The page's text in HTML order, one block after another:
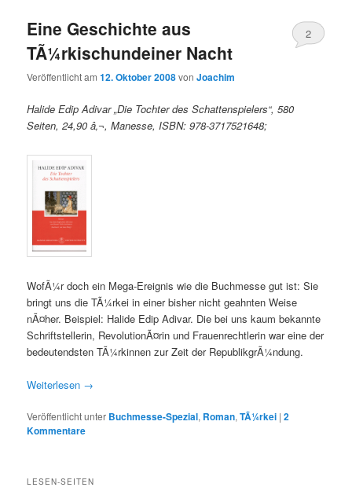
Eine Geschichte aus
TÃ¼rkischundeiner Nacht
Veröffentlicht am12. Oktober 2008vonJoachim
2
Halide Edip Adivar „Die Tochter des Schattenspielers“, 580
Seiten, 24,90 â‚¬, Manesse, ISBN: 978-3717521648;
WofÃ¼r doch ein Mega-Ereignis wie die Buchmesse gut ist: Sie
bringt uns die TÃ¼rkei in einer bisher nicht geahnten Weise
nÃ¤her. Beispiel: Halide Edip Adivar. Die bei uns kaum bekannte
Schriftstellerin, RevolutionÃ¤rin und Frauenrechtlerin war eine der
bedeutendsten TÃ¼rkinnen zur Zeit der RepublikgrÃ¼ndung.
Weiterlesen →
Veröffentlicht unter Buchmesse-Spezial, Roman,TÃ¼rkei |2
Kommentare
LESEN-SEITEN